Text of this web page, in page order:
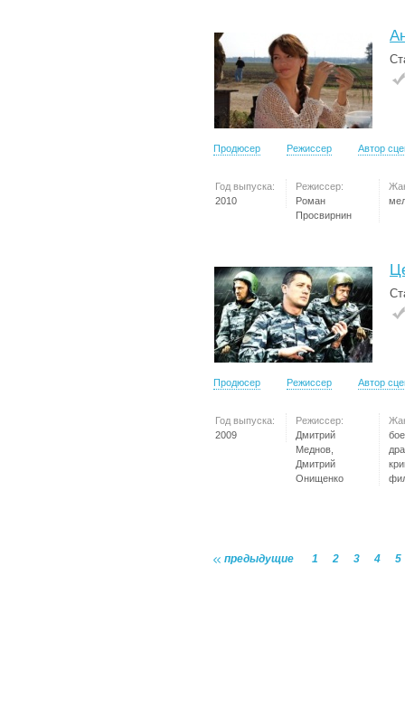
Продюсер Режиссер Автор
Год выпуска:
2010
Режиссер:
Роман
Просвирнин
Продюсер Режиссер Автор
Год выпуска:
2009
Режиссер:
Дмитрий
Меднов,
Дмитрий
Онищенко
предыдущие 1 2 3 4 5